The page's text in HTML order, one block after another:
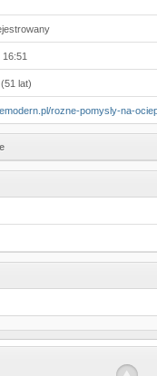
lat)
rozne-pomysly-na-